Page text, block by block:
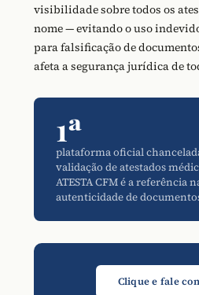
visibilidade sobre todos os
nome — evitando o uso
para falsificação de
afeta a segurança jurídica de
1ª
plataforma oficial
validação de atestados
ATESTA CFM é a referência
autenticidade de
Clique e fale